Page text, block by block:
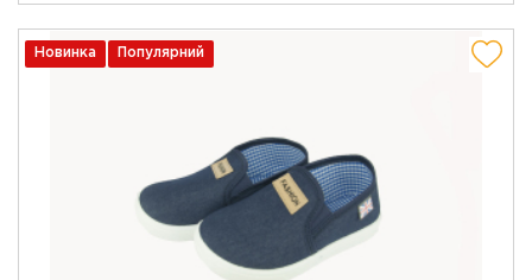
Новинка Популярний